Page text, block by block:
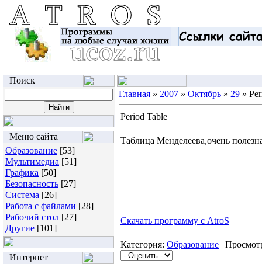
Поиск
Меню сайта
Образование [53]
Мультимедиа [51]
Графика [50]
Безопасность [27]
Система [26]
Работа с файлами [28]
Рабочий стол [27]
Другие [101]
Интернет
Главная » 2007 » Октябрь » 29 »
Period Table
Таблица Менделеева,очень
Скачать программу с AtroS
Категория: Образование |